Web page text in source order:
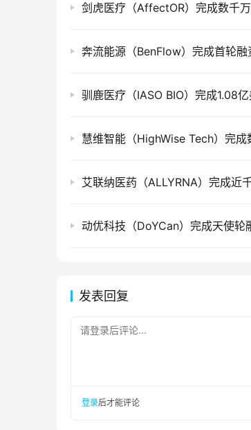
剑虎医疗（AffectOR）完成数千
奔流能源（BenFlow）完成首轮融
驯鹿医疗（IASO BIO）完成1.08
慧维智能（HighWise Tech）完成
艾联纳医药（ALLYRNA）完成近
动优科技（DoYCan）完成天使轮
发表回复
请登录后评论...
登录后才能评论